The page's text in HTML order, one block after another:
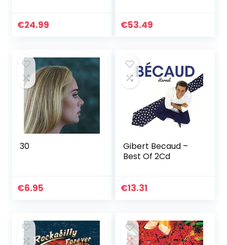
€24.99
voor kind voor
€53.49
30
€6.95
Gibert Becaud –
Best Of 2Cd
€13.31